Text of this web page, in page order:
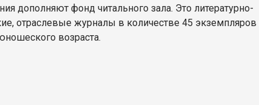
дополняют фонд читального зала. Это литературно-
отраслевые журналы в количестве 45 экземпляров
возраста.